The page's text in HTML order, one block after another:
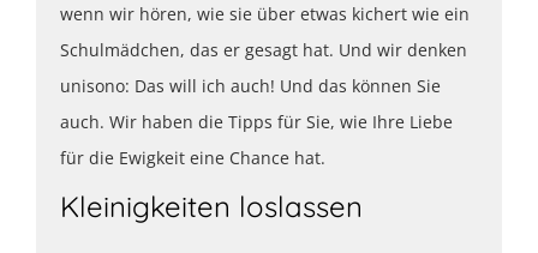
wenn wir hören, wie sie über etwas kichert wie ein
Schulmädchen, das er gesagt hat. Und wir denken
unisono: Das will ich auch! Und das können Sie
auch. Wir haben die Tipps für Sie, wie Ihre Liebe
für die Ewigkeit eine Chance hat.
Kleinigkeiten loslassen